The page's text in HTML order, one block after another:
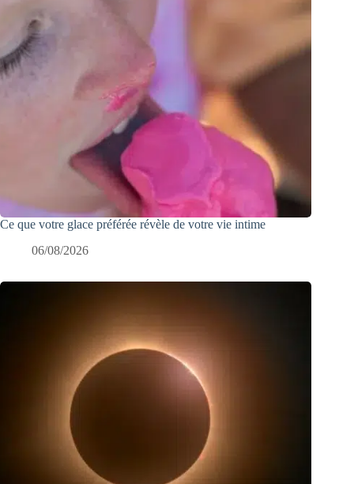
Ce que votre glace préférée révèle de votre vie intime
06/08/2026